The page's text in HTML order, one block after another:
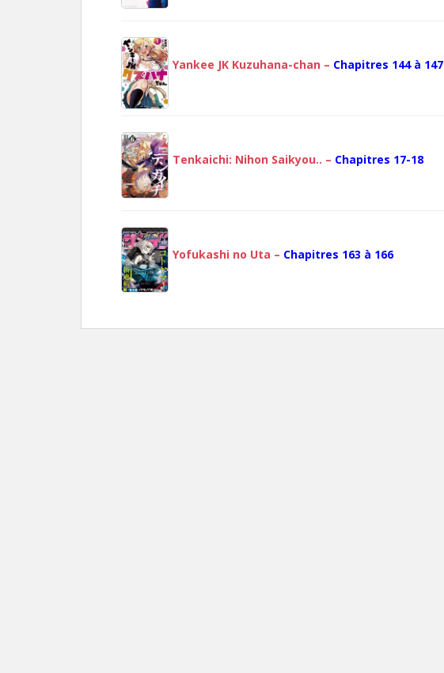
Yankee JK Kuzuhana-chan – Chapitres 144 à 147
Tenkaichi: Nihon Saikyou.. – Chapitres 17-18
Yofukashi no Uta – Chapitres 163 à 166